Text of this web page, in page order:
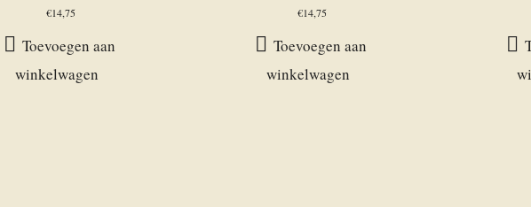
€14,75
Toevoegen aan
winkelwagen
€14,75
Toevoegen aan
winkelwagen